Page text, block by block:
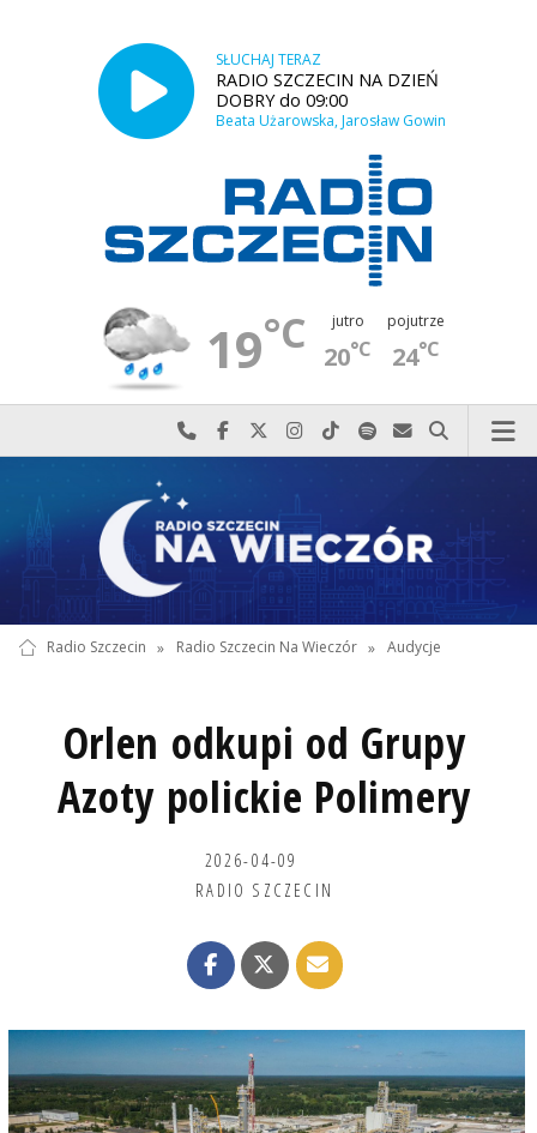
SŁUCHAJ TERAZ
RADIO SZCZECIN NA DZIEŃ
DOBRY do 09:00
Beata Użarowska, Jarosław Gowin
19°C jutro
20°C
pojutrze
24°C
Najlepiej po prostu do nas zadzwoń
Odwiedź nas na Facebook-u
Odwiedź nas na X
Odwiedź nas na Instagram-ie
Odwiedź nas na TikTok-u
Szukaj nas na Spotify
Wyślij do nas
Szukaj
Radio Szczecin » Radio Szczecin Na Wieczór » Audycje
Orlen odkupi od Grupy
Azoty polickie Polimery
2026-04-09
RADIO SZCZECIN